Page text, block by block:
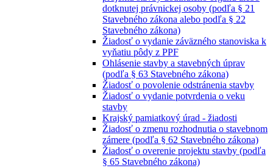
dotknutej právnickej osoby (podľa § 21
Stavebného zákona alebo podľa § 22
Stavebného zákona)
Žiadosť o vydanie záväzného stanoviska k
vyňatiu pôdy z PPF
Ohlásenie stavby a stavebných úprav
(podľa § 63 Stavebného zákona)
Žiadosť o povolenie odstránenia stavby
Žiadosť o vydanie potvrdenia o veku
stavby
Krajský pamiatkový úrad - žiadosti
Žiadosť o zmenu rozhodnutia o stavebnom
zámere (podľa § 62 Stavebného zákona)
Žiadosť o overenie projektu stavby (podľa
§ 65 Stavebného zákona)